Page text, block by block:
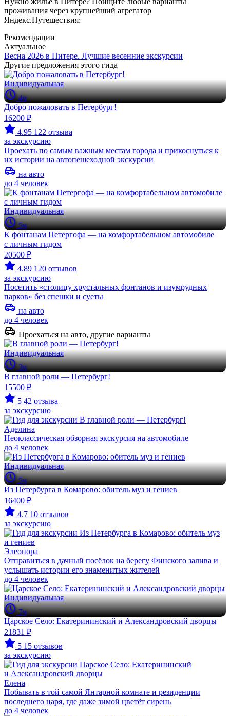
проживания через крупнейший агрегатор
Яндекс.Путешествия:
Рекомендации
Актуальное
Весна 2026 в Питере. Лучшие весенние экскурсии
Другие предложения этого гида
Индивидуальная
4ч
Добро пожаловать в Петербург!
16200 ₽
4.95 122 отзыва
за экскурсию
Проехать по самым важным местам города и прикоснуться к
их истории на автопешеходной экскурсии
на авто
до 4 человек
Индивидуальная
5ч
К фонтанам Петергофа — на комфортабельном автомобиле
с личным гидом
20500 ₽
4.89 120 отзывов
за экскурсию
Посетить «столицу хрустальных фонтанов и изумрудных
парков» без спешки и суеты
на авто
до 4 человек
Проехаться на авто, другие варианты
Индивидуальная
3ч
В главной роли — Петербург!
15500 ₽
5 42 отзыва
за экскурсию
Аделина
Неоклассическая обзорная экскурсия на автомобиле
до 4 человек
Индивидуальная
5ч
Из Петербурга в Комарово: обитель муз и гениев
16400 ₽
4.7 10 отзывов
за экскурсию
Элеонора
Отправиться в дачный посёлок на берегу Финского залива и
услышать истории его знаменитых жителей
до 4 человек
Индивидуальная
7ч
Царское Село: Екатерининский и Александровский дворцы
21831 ₽
5 15 отзывов
за экскурсию
Елена
Побывать в той самой Янтарной комнате и резиденции
последнего царя, где даже зимой цветёт сирень
до 4 человек